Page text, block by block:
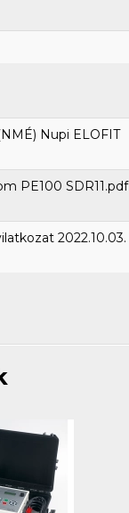
Nupi ELOFIT
PE100 SDR11.pdf
2022.10.03.